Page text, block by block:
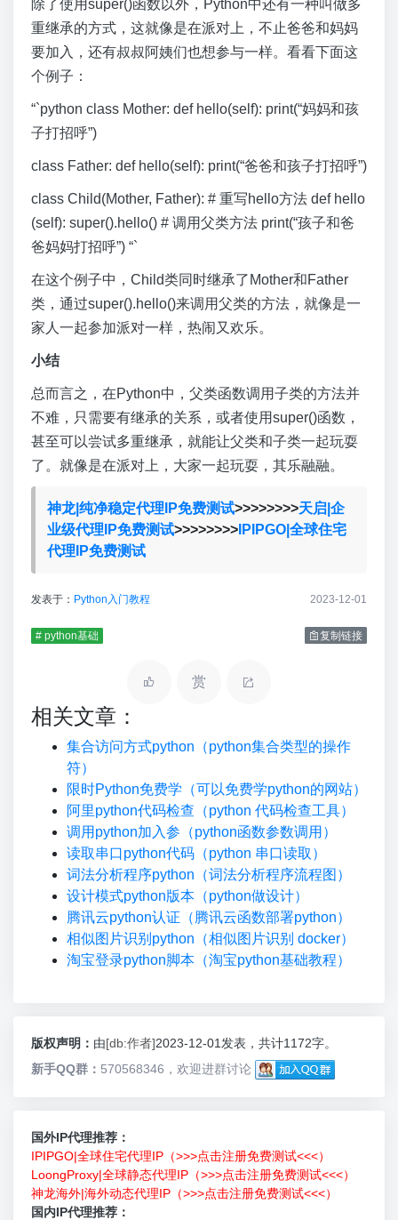
除了使用super()函数以外，Python中还有一种叫做多
重继承的方式，这就像是在派对上，不止爸爸和妈妈
要加入，还有叔叔阿姨们也想参与一样。看看下面这
个例子：
“`python class Mother: def hello(self): print(“妈妈和孩
子打招呼”)
class Father: def hello(self): print(“爸爸和孩子打招呼”)
class Child(Mother, Father): # 重写hello方法 def hello
(self): super().hello() # 调用父类方法 print(“孩子和爸
爸妈妈打招呼”) “`
在这个例子中，Child类同时继承了Mother和Father
类，通过super().hello()来调用父类的方法，就像是一
家人一起参加派对一样，热闹又欢乐。
小结
总而言之，在Python中，父类函数调用子类的方法并
不难，只需要有继承的关系，或者使用super()函数，
甚至可以尝试多重继承，就能让父类和子类一起玩耍
了。就像是在派对上，大家一起玩耍，其乐融融。
神龙|纯净稳定代理IP免费测试>>>>>>>>天启|企
业级代理IP免费测试>>>>>>>>IPIPGO|全球住宅
代理IP免费测试
发表于： Python入门教程 2023-12-01
# python基础 复制链接
赏
相关文章：
集合访问方式python（python集合类型的操作
符）
限时Python免费学（可以免费学python的网站）
阿里python代码检查（python 代码检查工具）
调用python加入参（python函数参数调用）
读取串口python代码（python 串口读取）
词法分析程序python（词法分析程序流程图）
设计模式python版本（python做设计）
腾讯云python认证（腾讯云函数部署python）
相似图片识别python（相似图片识别 docker）
淘宝登录python脚本（淘宝python基础教程）
版权声明： 由[db:作者]2023-12-01发表，共计1172字。
新手QQ群： 570568346，欢迎进群讨论
国外IP代理推荐：
IPIPGO|全球住宅代理IP（>>>点击注册免费测试<<<）
LoongProxy|全球静态代理IP（>>>点击注册免费测试<<<）
神龙海外|海外动态代理IP（>>>点击注册免费测试<<<）
国内IP代理推荐：